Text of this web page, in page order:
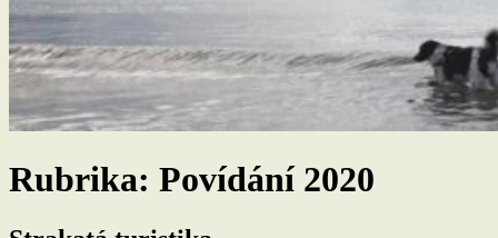
Rubrika: Povídání 2020